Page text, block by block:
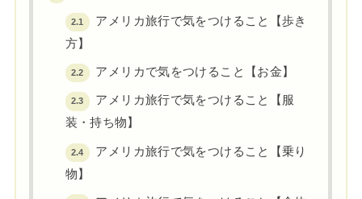
2.1
アメリカ旅行で気をつけること【歩き
方】
2.2 アメリカで気をつけること【お金】
2.3
アメリカ旅行で気をつけること【服
装・持ち物】
2.4
アメリカ旅行で気をつけること【乗り
物】